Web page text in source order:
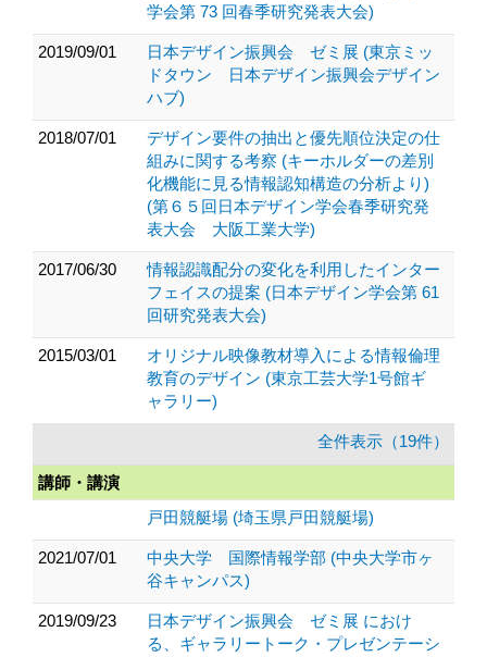
学会第 73 回春季研究発表大会)
2019/09/01
日本デザイン振興会 ゼミ展 (東京ミッ
ドタウン 日本デザイン振興会デザイン
ハブ)
2018/07/01
デザイン要件の抽出と優先順位決定の仕
組みに関する考察 (キーホルダーの差別
化機能に見る情報認知構造の分析より)
(第６５回日本デザイン学会春季研究発
表大会 大阪工業大学)
2017/06/30
情報認識配分の変化を利用したインター
フェイスの提案 (日本デザイン学会第 61
回研究発表大会)
2015/03/01
オリジナル映像教材導入による情報倫理
教育のデザイン (東京工芸大学1号館ギ
ャラリー)
全件表示（19件）
講師・講演
戸田競艇場 (埼玉県戸田競艇場)
2021/07/01
中央大学 国際情報学部 (中央大学市ヶ
谷キャンパス)
2019/09/23
日本デザイン振興会 ゼミ展 におけ
る、ギャラリートーク・プレゼンテーシ